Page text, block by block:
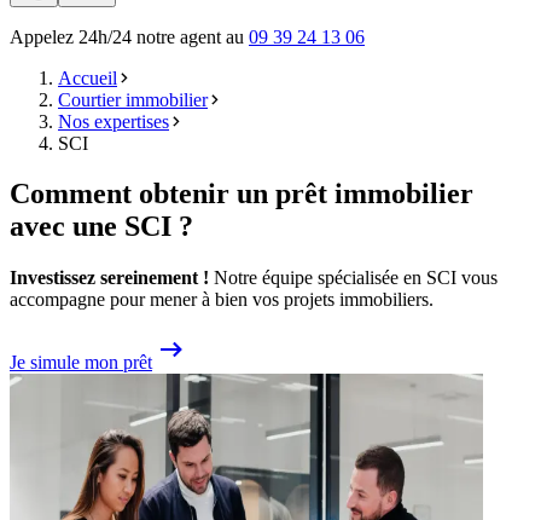
Appelez 24h/24 notre agent au 09 39 24 13 06
Accueil
Courtier immobilier
Nos expertises
SCI
Comment obtenir un prêt immobilier
avec une SCI ?
Investissez sereinement ! Notre équipe spécialisée en SCI vous
accompagne pour mener à bien vos projets immobiliers.
Je simule mon prêt